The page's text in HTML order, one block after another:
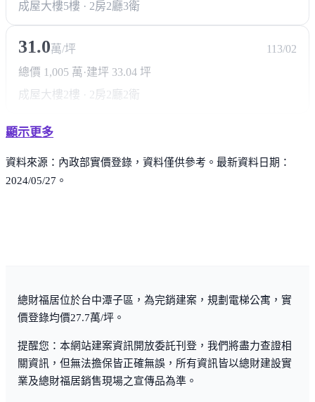
成屋大樓5樓 · 2房2廳3衛
31.0萬/坪
113/02
總價 1,005 萬 ·建坪 33.04 坪
成屋大樓 2樓 · 2房2廳2衛
顯示更多
資料來源：內政部實價登錄，資料僅供參考。最新資料日期：
2024/05/27。
總財福居位於台中潭子區，為完銷建案，規劃電梯公寓，實
價登錄均價27.7萬/坪。
提醒您：本網站建案資訊開放委託刊登，我們將盡力查證相
關資訊，但無法擔保皆正確無誤，所有資訊皆以總財建設實
業及總財福居銷售現場之宣傳品為準。